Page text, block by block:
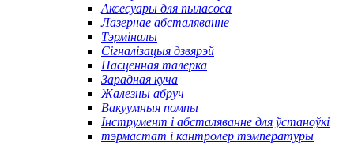
Аксесуары для пыласоса
Лазернае абсталяванне
Тэрміналы
Сігналізацыя дзвярэй
Насценная талерка
Зарадная куча
Жалезны абруч
Вакуумныя помпы
Інструмент і абсталяванне для ўстаноўкі
тэрмастат і кантролер тэмпературы